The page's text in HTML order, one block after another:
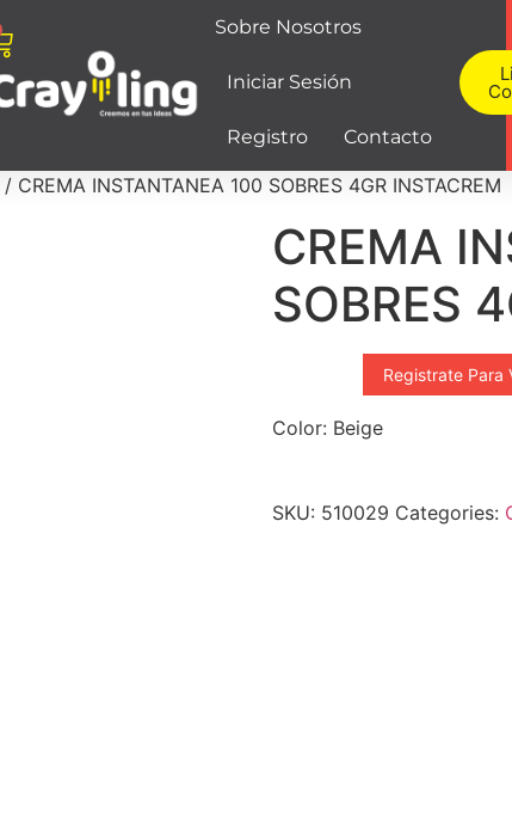
Sobre Nosotros
Iniciar Sesión
Registro Contacto
/ CREMA INSTANTANEA 100 SOBRES 4GR INSTACREM
CREMA
SOBRES
Registrate Para
Color: Beige
SKU: 510029 Categories: